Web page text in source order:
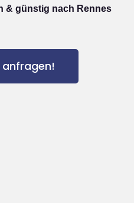
& günstig nach Rennes